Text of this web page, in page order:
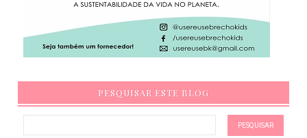
PESQUISAR ESTE BLOG